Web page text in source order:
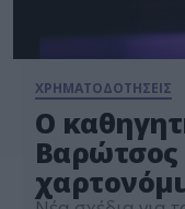
ΧΡΗΜΑΤΟΔΟΤΗΣΕΙΣ
Ο
Βαρώτσος